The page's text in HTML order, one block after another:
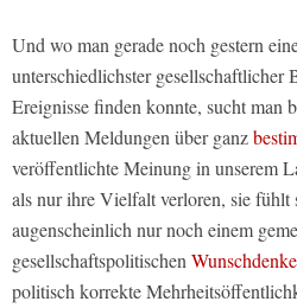
Und wo man gerade noch gestern
unterschiedlichster
Ereignisse finden konnte, sucht man
aktuellen Meldungen über ganz
veröffentlichte Meinung in unserem
als nur ihre Vielfalt verloren, sie fühlt
augenscheinlich nur noch einem
gesellschaftspolitischen
politisch korrekte